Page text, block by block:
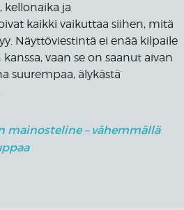
kellonaika ja
kaikki vaikuttaa siihen, mitä
Näyttöviestintä ei enää kilpaile
vaan se on saanut aivan
suurempaa, älykästä
mainosteline – vähemmällä